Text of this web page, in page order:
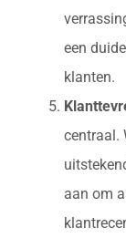
een
klanten.
centraal.
aan om